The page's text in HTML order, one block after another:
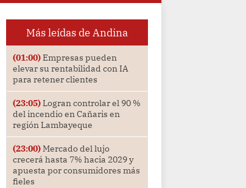
Más leídas de Andina
(01:00)Empresas pueden
elevar su rentabilidad con IA
para retener clientes
(23:05)Logran controlar el 90 %
del incendio en Cañaris en
región Lambayeque
(23:00)Mercado del lujo
crecerá hasta 7% hacia 2029 y
apuesta por consumidores más
fieles